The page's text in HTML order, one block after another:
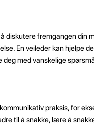
diskutere fremgangen din
En veileder kan hjelpe
med vanskelige
praksis, for
til å snakke, lære å